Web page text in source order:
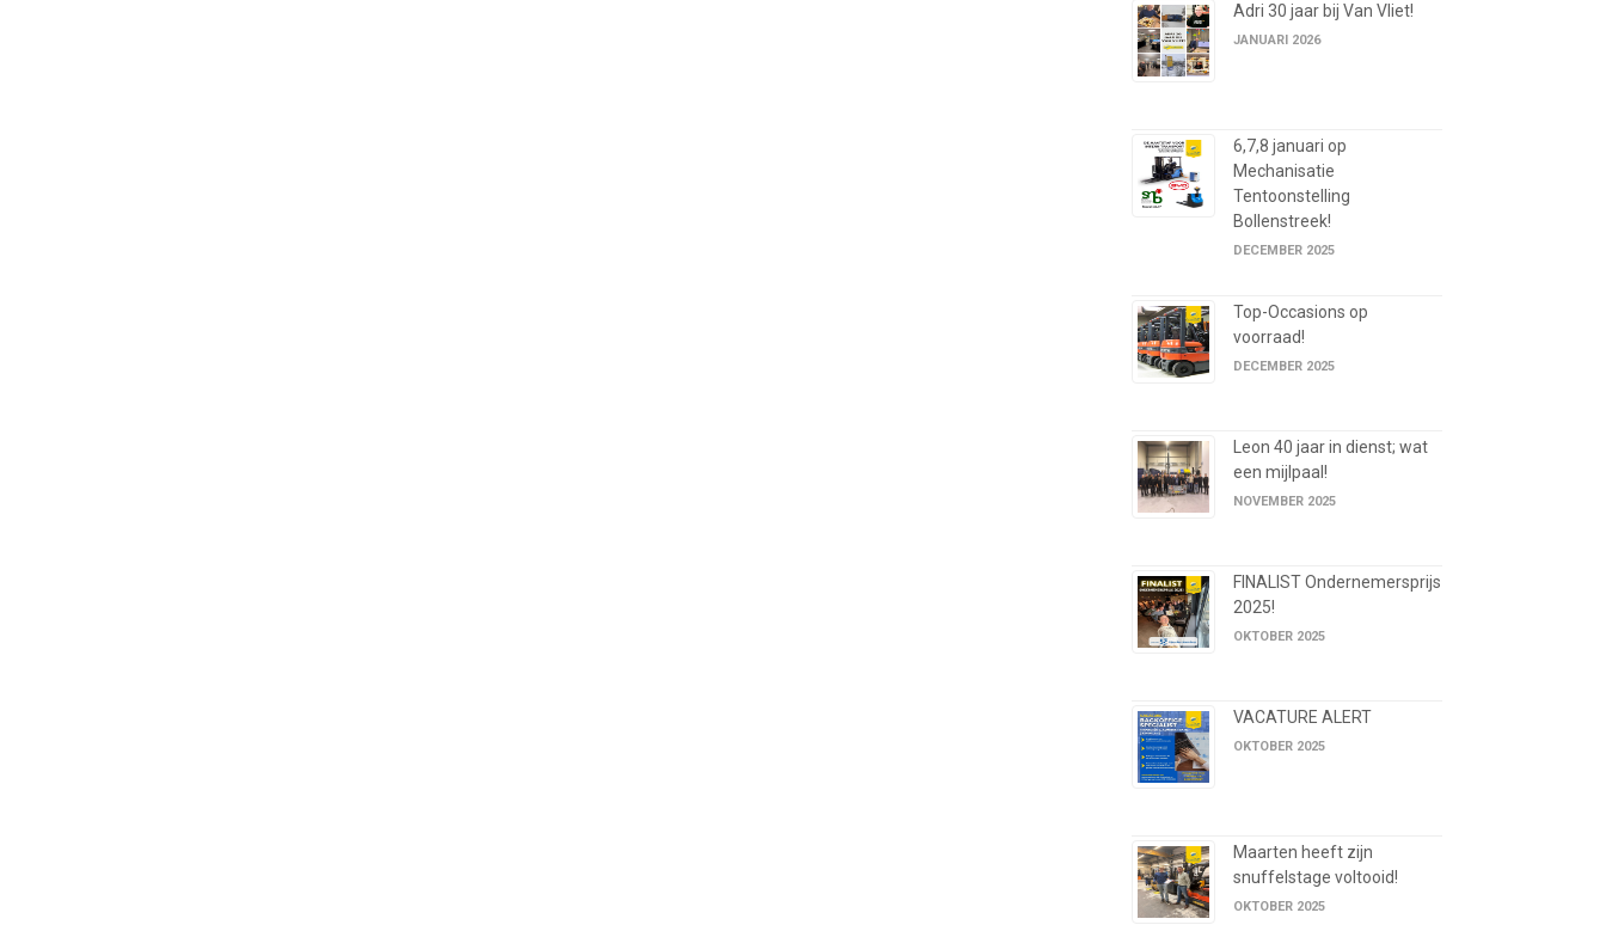
Adri 30 jaar bij Van Vliet!
JANUARI 2026
6,7,8 januari op
Mechanisatie
Tentoonstelling
Bollenstreek!
DECEMBER 2025
Top-Occasions op
voorraad!
DECEMBER 2025
Leon 40 jaar in dienst; wat
een mijlpaal!
NOVEMBER 2025
FINALIST Ondernemersprijs
2025!
OKTOBER 2025
VACATURE ALERT
OKTOBER 2025
Maarten heeft zijn
snuffelstage voltooid!
OKTOBER 2025